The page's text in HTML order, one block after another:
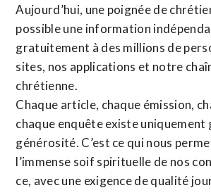
Aujourd’hui, une poignée de
possible une information
gratuitement à des millions de
sites, nos applications et notre
chrétienne.
Chaque article, chaque émission,
chaque enquête existe uniquement
générosité. C’est ce qui nous
l’immense soif spirituelle de nos
ce, avec une exigence de qualité